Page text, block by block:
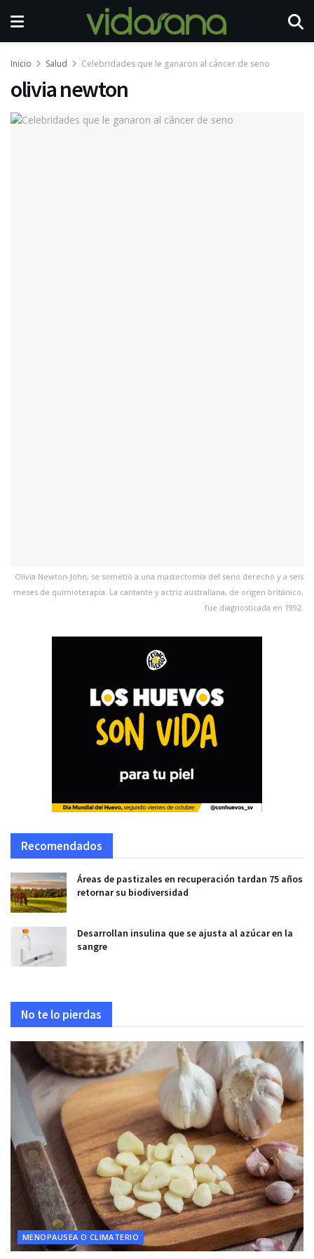
Inicio Salud Celebridades que le ganaron al cáncer de seno
olivia newton
Olivia Newton-John, se sometió a una mastectomía del seno derecho y a seis
meses de quimioterapia. La cantante y actriz australiana, de origen británico,
fue diagnosticada en 1992.
Recomendados
Áreas de pastizales en recuperación tardan 75 años
retornar su biodiversidad
Desarrollan insulina que se ajusta al azúcar en la
sangre
No te lo pierdas
MENOPAUSEA O CLIMATERIO